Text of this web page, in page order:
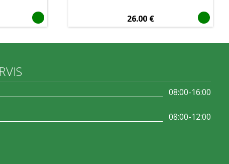
26.00 €
08:00-16:00
08:00-12:00